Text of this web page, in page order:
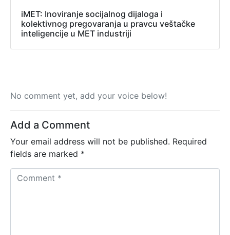
iMET: Inoviranje socijalnog dijaloga i
kolektivnog pregovaranja u pravcu veštačke
inteligencije u MET industriji
No comment yet, add your voice below!
Add a Comment
Your email address will not be published. Required
fields are marked *